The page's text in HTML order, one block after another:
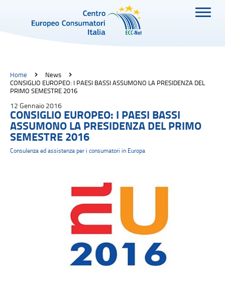
Home
News
CONSIGLIO EUROPEO: I PAESI BASSI ASSUMONO LA PRESIDENZA DEL
PRIMO SEMESTRE 2016
12 Gennaio 2016
CONSIGLIO EUROPEO: I PAESI BASSI
ASSUMONO LA PRESIDENZA DEL PRIMO
SEMESTRE 2016
Consulenza ed assistenza per i consumatori in Europa